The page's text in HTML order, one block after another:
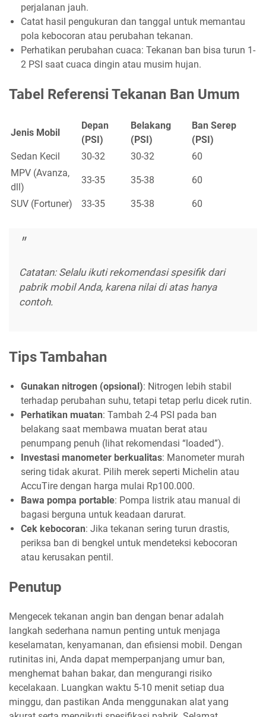
perjalanan jauh.
Catat hasil pengukuran dan tanggal untuk memantau
pola kebocoran atau perubahan tekanan.
Perhatikan perubahan cuaca: Tekanan ban bisa turun 1-
2 PSI saat cuaca dingin atau musim hujan.
Tabel Referensi Tekanan Ban Umum
Jenis Mobil
Depan
(PSI)
Belakang
(PSI)
Ban Serep
(PSI)
Sedan Kecil
30-32 30-32
60
MPV (Avanza,
dll)
33-35 35-38 60
SUV (Fortuner) 33-35 35-38 60
Catatan: Selalu ikuti rekomendasi spesifik dari
pabrik mobil Anda, karena nilai di atas hanya
contoh.
Tips Tambahan
Gunakan nitrogen (opsional): Nitrogen lebih stabil
terhadap perubahan suhu, tetapi tetap perlu dicek rutin.
Perhatikan muatan: Tambah 2-4 PSI pada ban
belakang saat membawa muatan berat atau
penumpang penuh (lihat rekomendasi “loaded”).
Investasi manometer berkualitas: Manometer murah
sering tidak akurat. Pilih merek seperti Michelin atau
AccuTire dengan harga mulai Rp100.000.
Bawa pompa portable: Pompa listrik atau manual di
bagasi berguna untuk keadaan darurat.
Cek kebocoran: Jika tekanan sering turun drastis,
periksa ban di bengkel untuk mendeteksi kebocoran
atau kerusakan pentil.
Penutup
Mengecek tekanan angin ban dengan benar adalah
langkah sederhana namun penting untuk menjaga
keselamatan, kenyamanan, dan efisiensi mobil. Dengan
rutinitas ini, Anda dapat memperpanjang umur ban,
menghemat bahan bakar, dan mengurangi risiko
kecelakaan. Luangkan waktu 5-10 menit setiap dua
minggu, dan pastikan Anda menggunakan alat yang